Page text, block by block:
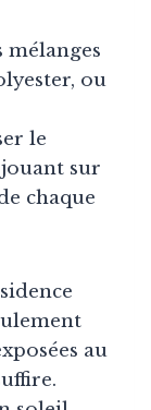
mélanges
ou
le
sur
chaque
au